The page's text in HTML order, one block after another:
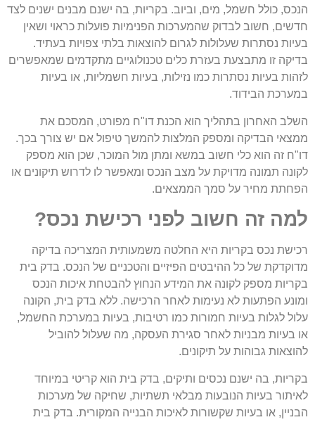
הנכס, כולל חשמל, מים, וביוב. בקריות, בה ישנם מבנים ישנים לצד
חדשים, חשוב לבדוק שהמערכות הפנימיות פועלות כראוי ושאין
בעיות נסתרות שעלולות לגרום להוצאות בלתי צפויות בעתיד.
בדיקה זו מתבצעת בעזרת כלים טכנולוגיים מתקדמים שמאפשרים
לזהות בעיות נסתרות כמו נזילות, בעיות חשמליות, או בעיות
במערכת הבידוד.
השלב האחרון בתהליך הוא הכנת דו"ח מפורט, המסכם את
ממצאי הבדיקה ומספק המלצות להמשך טיפול אם יש צורך בכך.
דו"ח זה הוא כלי חשוב במשא ומתן מול המוכר, שכן הוא מספק
לקונה תמונה מדויקת על מצב הנכס ומאפשר לו לדרוש תיקונים או
הפחתת מחיר על סמך הממצאים.
למה זה חשוב לפני רכישת נכס?
רכישת נכס בקריות היא החלטה משמעותית המצריכה בדיקה
מדוקדקת של כל ההיבטים הפיזיים והטכניים של הנכס. בדק בית
בקריות מספק לקונה את המידע הנחוץ להבטחת איכות הנכס
ומונע הפתעות לא נעימות לאחר הרכישה. ללא בדק בית, הקונה
עלול לגלות בעיות חמורות כמו רטיבות, בעיות במערכת החשמל,
או בעיות מבניות לאחר סגירת העסקה, מה שעלול להוביל
להוצאות גבוהות על תיקונים.
בקריות, בה ישנם נכסים ותיקים, בדק בית הוא קריטי במיוחד
לאיתור בעיות הנובעות מבלאי תשתיות, שחיקה של מערכות
הבניין, או בעיות שקשורות לאיכות הבנייה המקורית. בדק בית